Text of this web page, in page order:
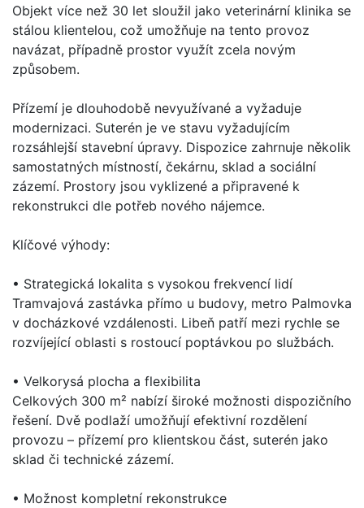
Objekt více než 30 let sloužil jako veterinární klinika se
stálou klientelou, což umožňuje na tento provoz
navázat, případně prostor využít zcela novým
způsobem.
Přízemí je dlouhodobě nevyužívané a vyžaduje
modernizaci. Suterén je ve stavu vyžadujícím
rozsáhlejší stavební úpravy. Dispozice zahrnuje několik
samostatných místností, čekárnu, sklad a sociální
zázemí. Prostory jsou vyklizené a připravené k
rekonstrukci dle potřeb nového nájemce.
Klíčové výhody:
• Strategická lokalita s vysokou frekvencí lidí
Tramvajová zastávka přímo u budovy, metro Palmovka
v docházkové vzdálenosti. Libeň patří mezi rychle se
rozvíjející oblasti s rostoucí poptávkou po službách.
• Velkorysá plocha a flexibilita
Celkových 300 m² nabízí široké možnosti dispozičního
řešení. Dvě podlaží umožňují efektivní rozdělení
provozu – přízemí pro klientskou část, suterén jako
sklad či technické zázemí.
• Možnost kompletní rekonstrukce